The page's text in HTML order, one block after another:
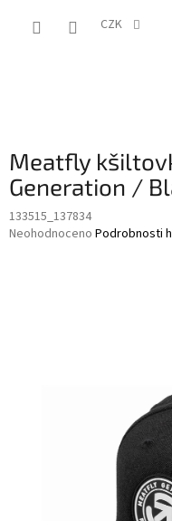
CZK
Meatfly
Generation /
133515_137834
Průměrné
Neohodnoceno Podrobnosti